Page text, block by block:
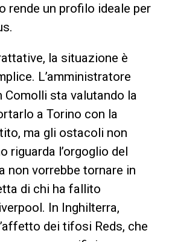
rende un profilo ideale per
la situazione è
L’amministratore
Comolli sta valutando la
a Torino con la
ma gli ostacoli non
riguarda l’orgoglio del
non vorrebbe tornare in
di chi ha fallito
In Inghilterra,
dei tifosi Reds, che